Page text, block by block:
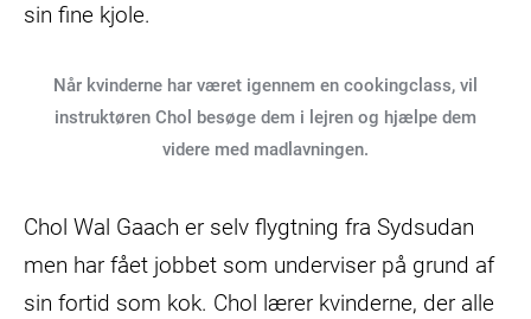
sin fine kjole.
Når kvinderne har været igennem en cookingclass, vil
instruktøren Chol besøge dem i lejren og hjælpe dem
videre med madlavningen.
Chol Wal Gaach er selv flygtning fra Sydsudan
men har fået jobbet som underviser på grund af
sin fortid som kok. Chol lærer kvinderne, der alle